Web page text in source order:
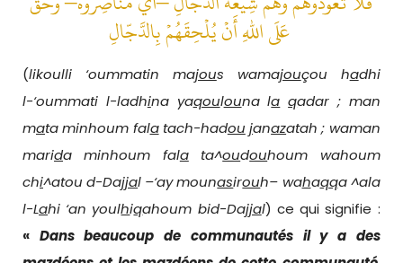
عَلَى اللهِ أَنْ يُلْحِقَهُمْ بِالدَّجّالِ
(likoulli ‘oummatin majous wamajouçou hadhi
l-‘oummati l-ladhina yaqoulouna la qadar ; man
mata minhoum falatach-hadou janazatah ; waman
marida minhoum falata^oudouhoum wahoum
chi^atou d-Dajjal –‘ay mounasirouh– wahaqqa ^ala
l-Lahi ‘an youlhiqahoum bid-Dajjal) ce qui signifie :
« Dans beaucoup de communautés il y a des